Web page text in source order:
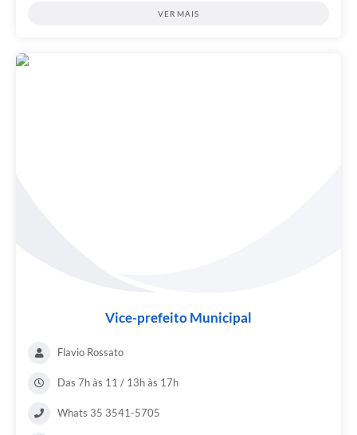
Contato
VER MAIS
Vice-prefeito Municipal
Flavio Rossato
Das 7h às 11 / 13h às 17h
Whats 35 3541-5705